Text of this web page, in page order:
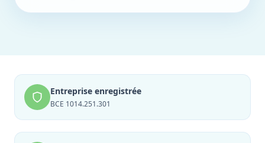
Entreprise enregistrée
BCE 1014.251.301